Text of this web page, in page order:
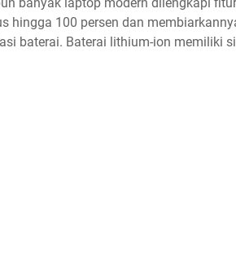
banyak laptop modern dilengkapi
hingga 100 persen dan
baterai. Baterai lithium-ion memiliki